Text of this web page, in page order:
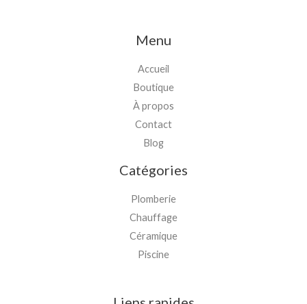
Menu
Accueil
Boutique
À propos
Contact
Blog
Catégories
Plomberie
Chauffage
Céramique
Piscine